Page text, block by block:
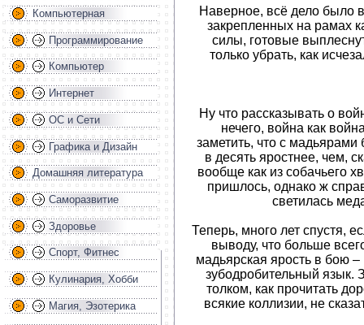
Компьютерная
Программирование
Компьютер
Интернет
ОС и Сети
Графика и Дизайн
Домашняя литература
Саморазвитие
Здоровье
Спорт, Фитнес
Кулинария, Хобби
Магия, Эзотерика
Наверное, всё дело было
закрепленных на рамах
силы, готовые
только убрать, как
Ну что рассказывать о
нечего, война как
заметить, что с мадьярами
в десять яростнее, чем,
вообще как из собачьего
пришлось, однако ж
светилась
Теперь, много лет спустя,
выводу, что больше
мадьярская ярость в бою
зубодробительный язык.
толком, как прочитать
всякие коллизии, не